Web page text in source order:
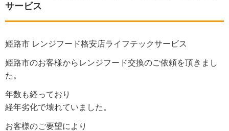
サービス
姫路市 レンジフード格安店ライフテックサービス
姫路市のお客様からレンジフード交換のご依頼を頂きまし
た。
年数も経っており
経年劣化で壊れていました。
お客様のご要望により